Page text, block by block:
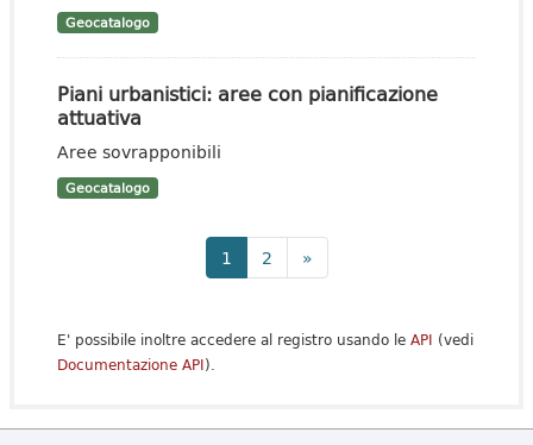
Geocatalogo
Piani urbanistici: aree con pianificazione
attuativa
Aree sovrapponibili
Geocatalogo
1 2 »
E' possibile inoltre accedere al registro usando le API (vedi
Documentazione API).